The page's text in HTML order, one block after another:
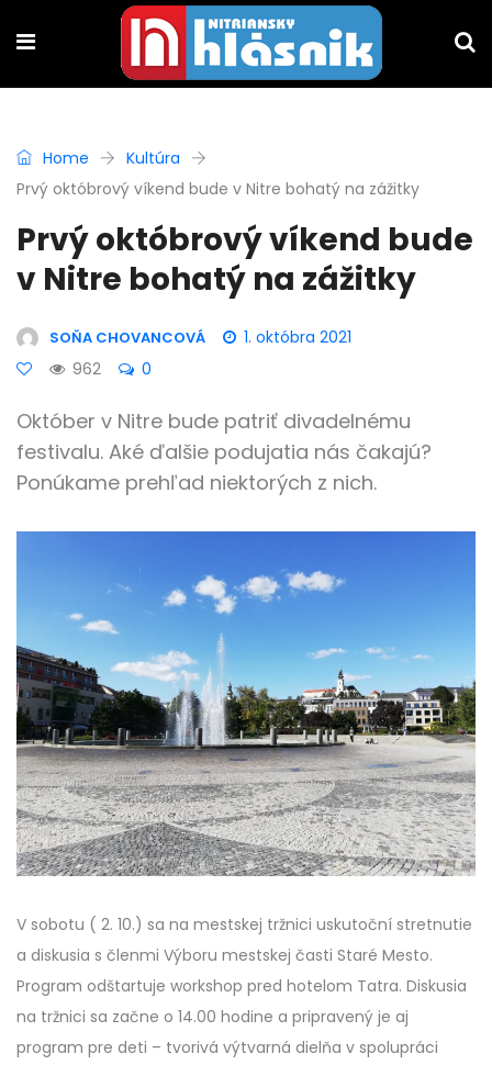
Home
Kultúra
Prvý októbrový víkend bude v Nitre bohatý na zážitky
Prvý októbrový víkend bude
v Nitre bohatý na zážitky
SOŇA CHOVANCOVÁ
1. októbra 2021
962
0
Október v Nitre bude patriť divadelnému
festivalu. Aké ďalšie podujatia nás čakajú?
Ponúkame prehľad niektorých z nich.
V sobotu ( 2. 10.) sa na mestskej tržnici uskutoční stretnutie
a diskusia s členmi Výboru mestskej časti Staré Mesto.
Program odštartuje workshop pred hotelom Tatra. Diskusia
na tržnici sa začne o 14.00 hodine a pripravený je aj
program pre deti – tvorivá výtvarná dielňa v spolupráci